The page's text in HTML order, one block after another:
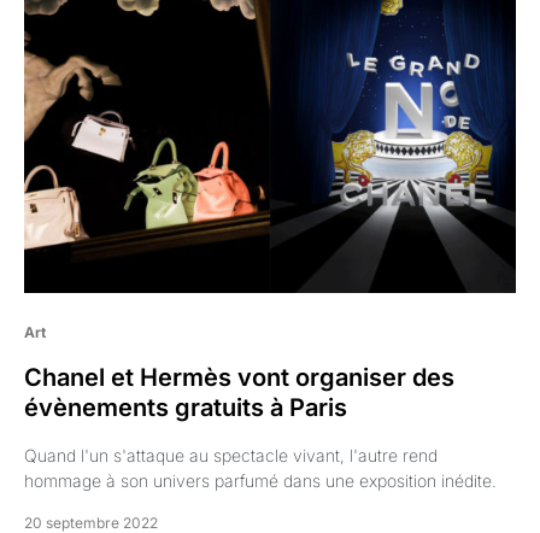
Art
Chanel et Hermès vont organiser des
évènements gratuits à Paris
Quand l'un s'attaque au spectacle vivant, l'autre rend
hommage à son univers parfumé dans une exposition inédite.
20 septembre 2022